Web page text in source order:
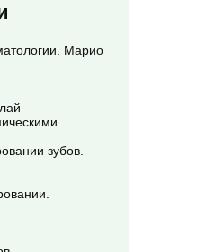
Марио
зубов.